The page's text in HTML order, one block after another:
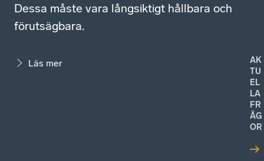
Dessa måste vara långsiktigt hållbara och
förutsägbara.
Läs mer
AK
TU
EL
LA
FR
ÅG
OR